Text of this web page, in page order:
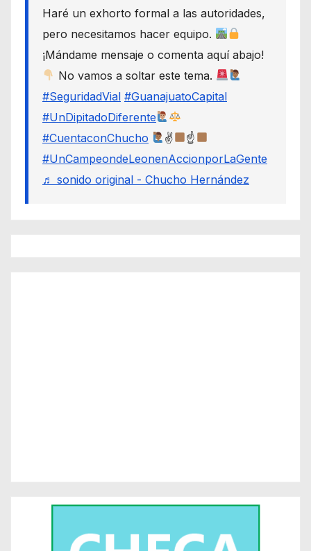
Haré un exhorto formal a las autoridades,
pero necesitamos hacer equipo.
¡Mándame mensaje o comenta aquí abajo!
No vamos a soltar este tema.
#SeguridadVial #GuanajuatoCapital
#UnDipitadoDiferente
#CuentaconChucho
✌
☝
#UnCampeondeLeonenAccionporLaGente
♬ sonido original - Chucho Hernández